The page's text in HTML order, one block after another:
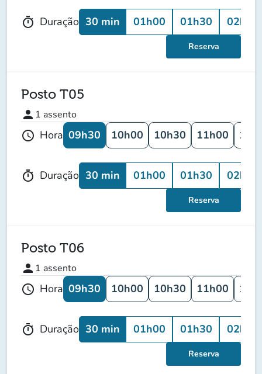
timer Duração 30 min 01h00 01h30 02h00
Reserva
Posto T05
person 1 assento
schedule Hora 09h30 10h00 10h30 11h00
timer Duração 30 min 01h00 01h30 02h00
Reserva
Posto T06
person 1 assento
schedule Hora 09h30 10h00 10h30 11h00
timer Duração 30 min 01h00 01h30 02h00
Reserva